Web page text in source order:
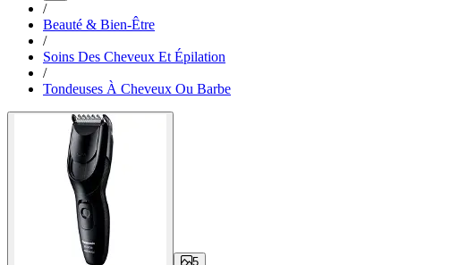
/
Beauté & Bien-Être
/
Soins Des Cheveux Et Épilation
/
Tondeuses À Cheveux Ou Barbe
5